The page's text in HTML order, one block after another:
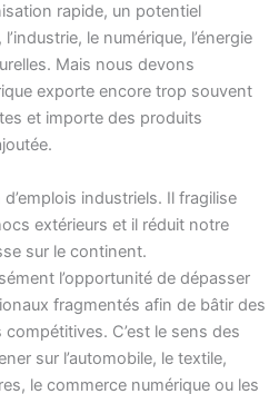
rapide, un potentiel
le numérique, l’énergie
Mais nous devons
exporte encore trop souvent
et importe des produits
industriels. Il fragilise
extérieurs et il réduit notre
sur le continent.
l’opportunité de dépasser
fragmentés afin de bâtir des
C’est le sens des
sur l’automobile, le textile,
le commerce numérique ou les